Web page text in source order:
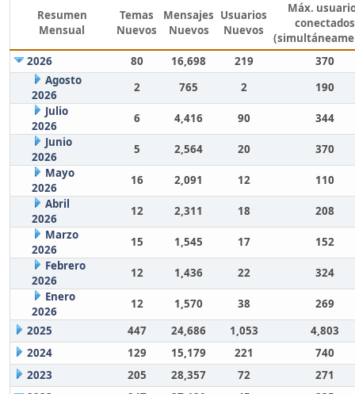
Resumen
Mensual
Temas
Nuevos
Mensajes
Nuevos
Usuarios
Nuevos
Máx.
conectados
2026
80 16,698 219
370
Agosto
2026
2 765 2
190
Julio
2026
6 4,416 90
344
Junio
2026
5 2,564 20
370
Mayo
2026
16 2,091 12
110
Abril
2026
12 2,311 18
208
Marzo
2026
15 1,545 17
152
Febrero
2026
12 1,436 22
324
Enero
2026
12 1,570 38
269
2025
447 24,686 1,053
4,803
2024
129 15,179 221
740
2023
205 28,357 72
271